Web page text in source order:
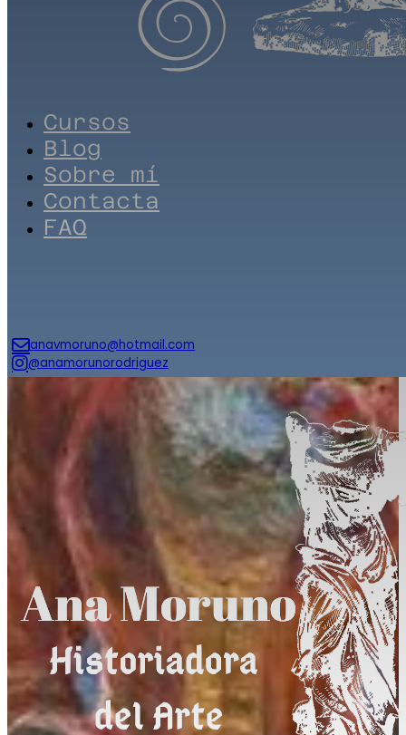
Cursos
Blog
Sobre mí
Contacta
FAQ
anavmoruno@hotmail.com
@anamorunorodriguez